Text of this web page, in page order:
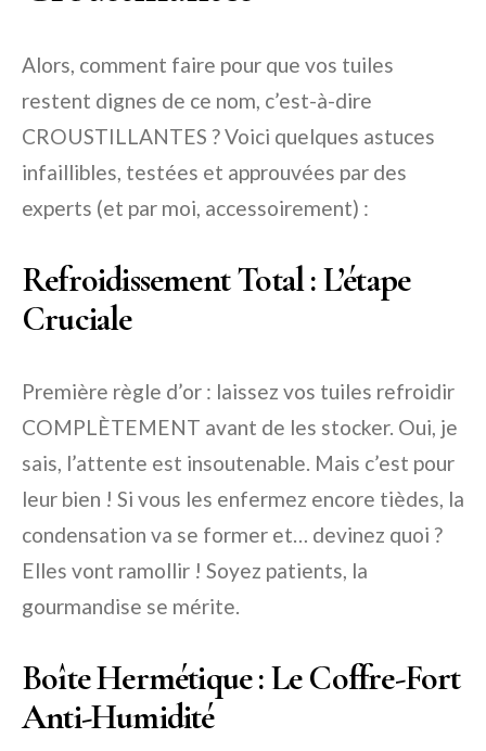
Alors, comment faire pour que vos tuiles
restent dignes de ce nom, c’est-à-dire
CROUSTILLANTES ? Voici quelques astuces
infaillibles, testées et approuvées par des
experts (et par moi, accessoirement) :
Refroidissement Total : L’étape
Cruciale
Première règle d’or : laissez vos tuiles refroidir
COMPLÈTEMENT avant de les stocker. Oui, je
sais, l’attente est insoutenable. Mais c’est pour
leur bien ! Si vous les enfermez encore tièdes, la
condensation va se former et… devinez quoi ?
Elles vont ramollir ! Soyez patients, la
gourmandise se mérite.
Boîte Hermétique : Le Coffre-Fort
Anti-Humidité